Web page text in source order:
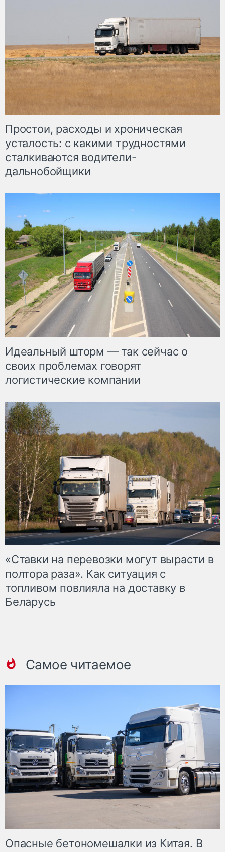
Простои, расходы и хроническая
усталость: с какими трудностями
сталкиваются водители-
дальнобойщики
Идеальный шторм — так сейчас о
своих проблемах говорят
логистические компании
«Ставки на перевозки могут вырасти в
полтора раза». Как ситуация с
топливом повлияла на доставку в
Беларусь
Самое читаемое
Опасные бетономешалки из Китая. В